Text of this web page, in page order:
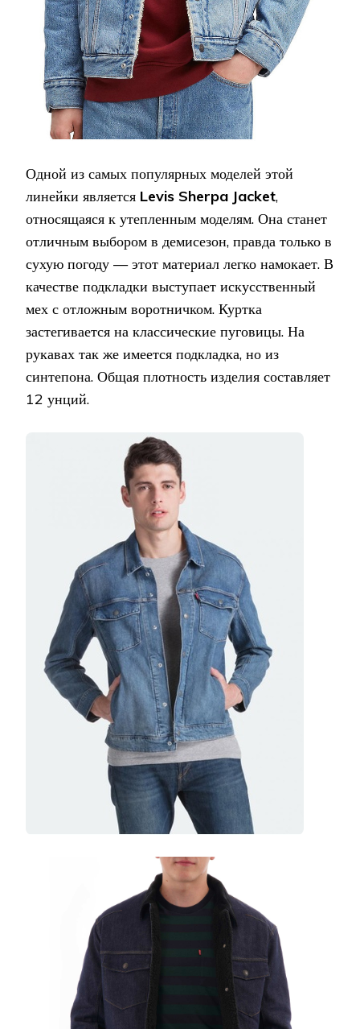
Одной из самых популярных моделей этой
линейки является Levis Sherpa Jacket,
относящаяся к утепленным моделям. Она станет
отличным выбором в демисезон, правда только в
сухую погоду — этот материал легко намокает. В
качестве подкладки выступает искусственный
мех с отложным воротничком. Куртка
застегивается на классические пуговицы. На
рукавах так же имеется подкладка, но из
синтепона. Общая плотность изделия составляет
12 унций.